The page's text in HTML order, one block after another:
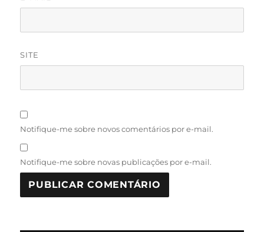
SITE
Notifique-me sobre novos comentários por e-mail.
Notifique-me sobre novas publicações por e-mail.